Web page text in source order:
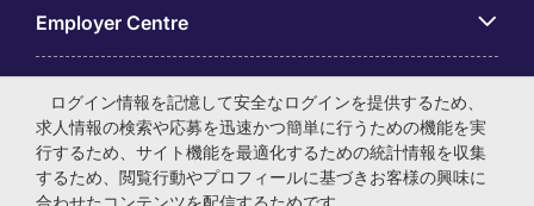
Employer Centre
© マイケル・ペイジ・インターナショナル・ジャパン株式会
社 法人番号：0104-01-043253 本社所在地：〒105-0001 東
ログイン情報を記憶して安全なログインを提供するため、
求人情報の検索や応募を迅速かつ簡単に行うための機能を実
行するため、サイト機能を最適化するための統計情報を収集
するため、閲覧行動やプロフィールに基づきお客様の興味に
合わせたコンテンツを配信するためです